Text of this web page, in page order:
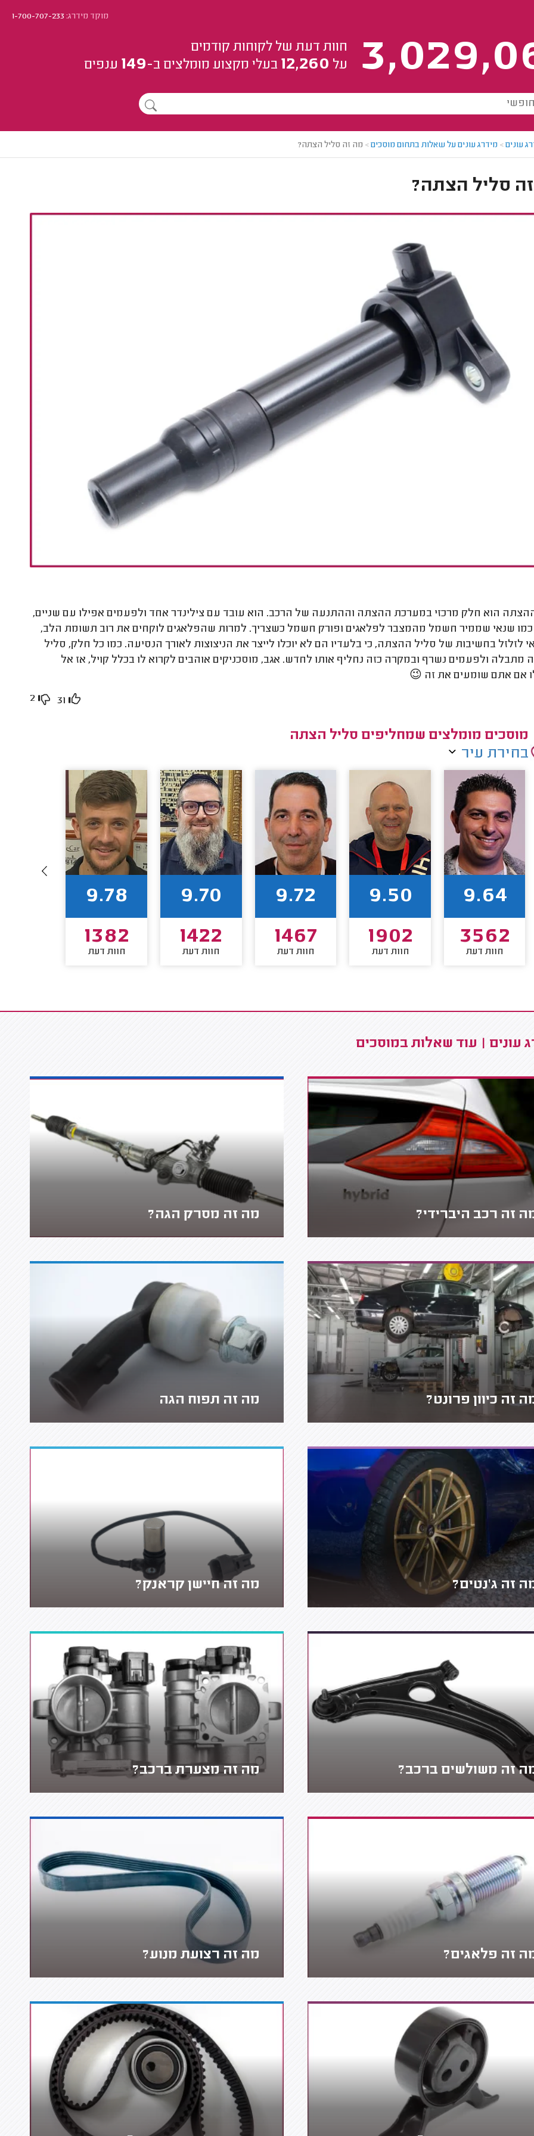
מוקד מידרג:1-700-707-233
חוות דעת של לקוחות קודמים
על 12,260 בעלי מקצוע מומלצים ב-149 ענפים
עונים> מידרג עונים על שאלות בתחום מוסכים> מה זה סליל הצתה?
סליל הצתה?
הוא חלק מרכזי במערכת ההצתה וההתנעה של הרכב. הוא עובד עם צילינדר אחד ולפעמים אפילו עם שניים,
כמו שנאי שממיר חשמל מהמצבר לפלאגים ופורק חשמל כשצריך. למרות שהפלאגים לוקחים את רוב תשומת הלב,
לזלזל בחשיבות של סליל ההצתה, כי בלעדיו הם לא יוכלו לייצר את הניצוצות לאורך הנסיעה. כמו כל חלק, סליל
מתבלה ולפעמים נשרף ובמקרה כזה נחליף אותו לחדש. אגב, מוסכניקים אוהבים לקרוא לו בכלל קויל, אז אל
אם אתם שומעים את זה 😉
31
2
מוסכים מומלצים שמחליפים סליל הצתה
בחירת עיר
9.64
3562
חוות דעת
9.50
1902
חוות דעת
9.72
1467
חוות דעת
9.70
1422
חוות דעת
9.78
1382
חוות דעת
עונים | עוד שאלות במוסכים
זה רכב היברידי? מה זה מסרק הגה?
זה כיוון פרונט? מה זה תפוח הגה
זה ג'נטים? מה זה חיישן קראנק?
זה משולשים ברכב? מה זה מצערת ברכב?
זה פלאגים? מה זה רצועת מנוע?